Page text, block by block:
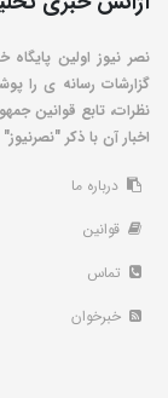
نصر نیوز اولین
گزارشات رسانه ی را
نظرات، تابع قوانین
اخبار آن با ذکر
درباره ما
قوانین
تماس
خبرخوان